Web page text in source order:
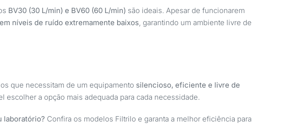
BV30 (30 L/min) e BV60 (60 L/min) são ideais. Apesar de funcionarem
níveis de ruído extremamente baixos, garantindo um ambiente livre de
que necessitam de um equipamento silencioso, eficiente e livre de
a opção mais adequada para cada necessidade.
laboratório? Confira os modelos Filtrilo e garanta a melhor eficiência para